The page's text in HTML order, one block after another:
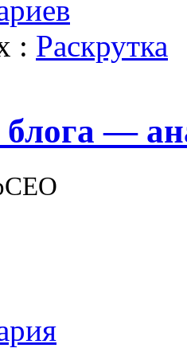
: Раскрутка
блога —